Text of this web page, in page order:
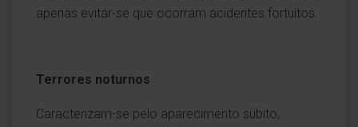
apenas evitar-se que ocorram acidentes fortuitos.
Terrores noturnos
Caracterizam-se pelo aparecimento súbito,